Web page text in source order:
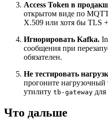
Access Token в
открытом виде по
X.509 или хотя бы TLS
Игнорировать Kafka.
сообщения при
обязателен.
Не тестировать
прогоните нагрузочный
утилиту tb-gateway для
Что дальше